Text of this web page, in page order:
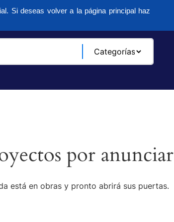
Si deseas volver a la página principal haz
por anunciar
está en obras y pronto abrirá sus puertas.